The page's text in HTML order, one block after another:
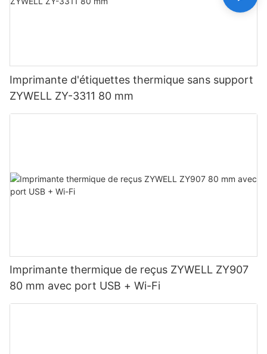
Imprimante d'étiquettes thermique sans support
ZYWELL ZY-3311 80 mm
Imprimante thermique de reçus ZYWELL ZY907
80 mm avec port USB + Wi-Fi